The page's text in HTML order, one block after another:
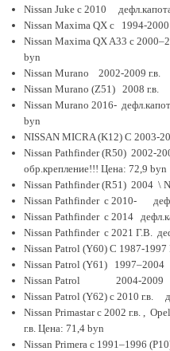
Nissan Juke с 2010
Nissan Maxima QX c 1994-
Nissan Maxima QX A33 с
byn
Nissan Murano 2002-2009 г.в.
Nissan Murano (Z51) 2008
Nissan Murano 2016-
byn
NISSAN MICRA (K12) С 2003-
Nissan Pathfinder (R50) 2002-
обр.крепление!!! Цена: 72,9 byn
Nissan Pathfinder (R51) 2004 \
Nissan Pathfinder с 2010-
Nissan Pathfinder с 2014
Nissan Pathfinder с 2021 Г.В.
Nissan Patrol (Y60) С 1987-
Nissan Patrol (Y61)
Nissan Patrol 2004-2009
Nissan Patrol (Y62) с 2010 г.в.
Nissan Primastar с 2002 г.в. ,
г.в. Цена: 71,4 byn
Nissan Primera с 1991–1996